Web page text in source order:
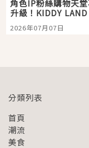
角色IP粉絲購物天
升級！KIDDY
宿店吉伊卡哇迎客，
開幕 OMOKADO 店3
2026年07月07日
分類列表
首頁
潮流
美食